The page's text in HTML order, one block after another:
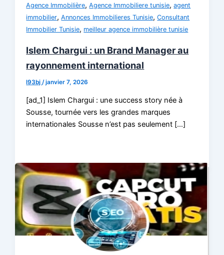
Agence Immobilière,Agence Immobiliere tunisie,agent
immobilier,Annonces Immobilieres Tunisie,Consultant
Immobilier Tunisie, meilleur agence immobilière tunisie
Islem Chargui : un Brand Manager au
rayonnement international
l93bj/janvier 7, 2026
[ad_1] Islem Chargui : une success story née à
Sousse, tournée vers les grandes marques
internationales Sousse n’est pas seulement […]